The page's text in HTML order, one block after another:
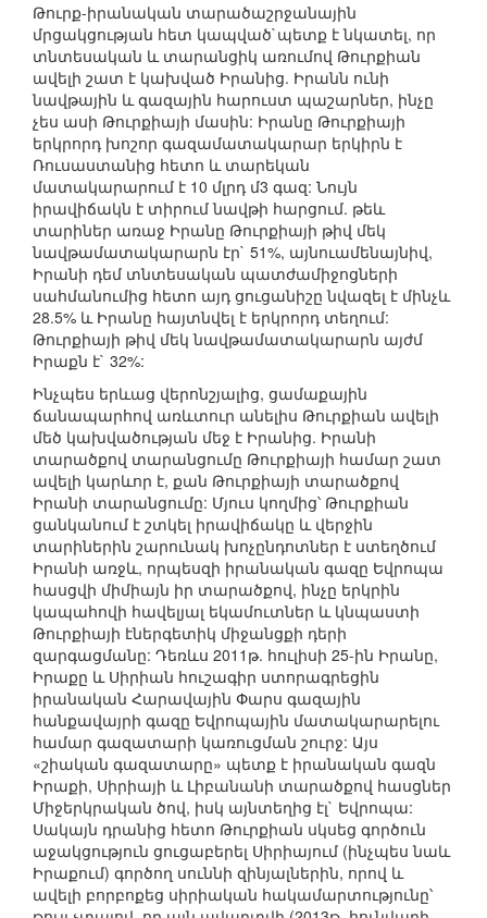
Թուրք-իրանական տարածաշրջանային
մրցակցության հետ կապված`պետք է նկատել, որ
տնտեսական և տարանցիկ առումով Թուրքիան
ավելի շատ է կախված Իրանից. Իրանն ունի
նավթային և գազային հարուստ պաշարներ, ինչը
չես ասի Թուրքիայի մասին: Իրանը Թուրքիայի
երկրորդ խոշոր գազամատակարար երկիրն է
Ռուսաստանից հետո և տարեկան
մատակարարում է 10 մլրդ մ3 գազ: Նույն
իրավիճակն է տիրում նավթի հարցում. թեև
տարիներ առաջ Իրանը Թուրքիայի թիվ մեկ
նավթամատակարարն էր` 51%, այնուամենայնիվ,
Իրանի դեմ տնտեսական պատժամիջոցների
սահմանումից հետո այդ ցուցանիշը նվազել է մինչև
28.5% և Իրանը հայտնվել է երկրորդ տեղում:
Թուրքիայի թիվ մեկ նավթամատակարարն այժմ
Իրաքն է` 32%:
Ինչպես երևաց վերոնշյալից, ցամաքային
ճանապարհով առևտուր անելիս Թուրքիան ավելի
մեծ կախվածության մեջ է Իրանից. Իրանի
տարածքով տարանցումը Թուրքիայի համար շատ
ավելի կարևոր է, քան Թուրքիայի տարածքով
Իրանի տարանցումը: Մյուս կողմից՝ Թուրքիան
ցանկանում է շտկել իրավիճակը և վերջին
տարիներին շարունակ խոչընդոտներ է ստեղծում
Իրանի առջև, որպեսզի իրանական գազը Եվրոպա
հասցվի միմիայն իր տարածքով, ինչը երկրին
կապահովի հավելյալ եկամուտներ և կնպաստի
Թուրքիայի էներգետիկ միջանցքի դերի
զարգացմանը: Դեռևս 2011թ. հուլիսի 25-ին Իրանը,
Իրաքը և Սիրիան հուշագիր ստորագրեցին
իրանական Հարավային Փարս գազային
հանքավայրի գազը Եվրոպային մատակարարելու
համար գազատարի կառուցման շուրջ: Այս
«շիական գազատարը» պետք է իրանական գազն
Իրաքի, Սիրիայի և Լիբանանի տարածքով հասցներ
Միջերկրական ծով, իսկ այնտեղից էլ` Եվրոպա:
Սակայն դրանից հետո Թուրքիան սկսեց գործուն
աջակցություն ցուցաբերել Սիրիայում (ինչպես նաև
Իրաքում) գործող սուննի զինյալներին, որով և
ավելի բորբոքեց սիրիական հակամարտությունը՝